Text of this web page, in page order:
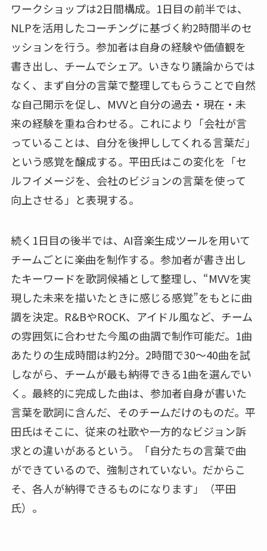
ワークショップは2日間構成。1日目の前半では、
NLPを活用したコーチングに基づく約2時間半のセ
ッションを行う。参加者は自身の経験や価値観を
書き出し、チームでシェア。いきなり議論からでは
なく、まず自分の言葉で整理してもらうことで自然
な自己開示を促し、MVVと自分の過去・現在・未
来の経験を重ね合わせる。これにより「会社が言
っていることは、自分を後押ししてくれる言葉だ」
という感覚を醸成する。平田氏はこの変化を「セ
ルフイメージを、会社のビジョンの言葉を使って
向上させる」と表現する。
続く1日目の後半では、AI音楽生成ツールを用いて
チームごとに楽曲を制作する。参加者が書き出し
たキーワードを歌詞候補として整理し、“MVVを実
現した未来を描いたときに感じる感覚”をもとに曲
調を決定。R&BやROCK、アイドル風など、チーム
の雰囲気に合わせた今風の曲調で制作可能だ。1曲
あたりの生成時間は約2分。2時間で30～40曲を試
しながら、チームが最も納得できる1曲を選んでい
く。最終的に完成した曲は、参加者自身が書いた
言葉を歌詞に含んだ、そのチームだけのものだ。平
田氏はそこに、従来の社歌や一方的なビジョン訴
求との違いがあるという。「自分たちの言葉で曲
ができているので、強制されていない。だからこ
そ、各人が納得できるものになります」（平田
氏）。